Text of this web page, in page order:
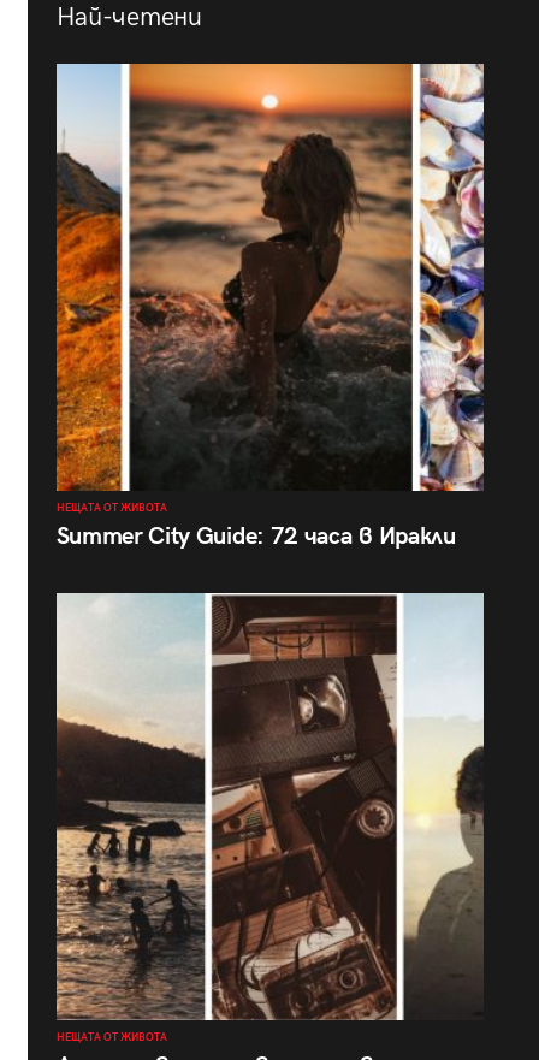
Най-четени
НЕЩАТА ОТ ЖИВОТА
Summer City Guide: 72 часа в Иракли
НЕЩАТА ОТ ЖИВОТА